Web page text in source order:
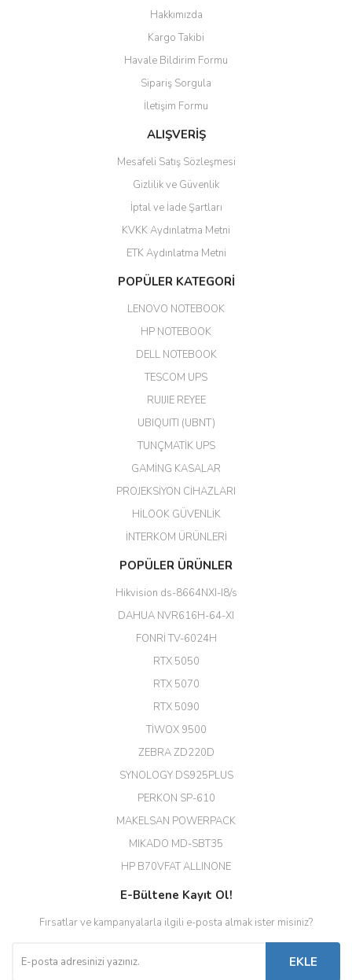
güzel paketlenmiş ama yanında
ile 24 izlenmektedir diye küçük
bir tabela olsa daha hoş
hızlı güvenli bir alışveriş oldu
Yalçın Kaya | 20/06/2026
ahmet yiğit | 29/04/2026
Aldığım ürün kapalı kutu teslim
edildi. Teşekkür ederim.
GÜRKAN KETHÜDAOĞLU |
Her şey için teşekkür ederim çok
Erdal Cingöz | 07/02/2026
Başarılı. Bu vasıfta bir ürünü bu
kadar uygun fiyata bulabilmek
büyük şans. Güvenliticaret
(HIKVISION DS-3E0326P-E/M(B)
EROL ÇAKMAK | 26/12/2025
Diğer yorumları göster
Hakkımızda
Kargo Takibi
Havale Bildirim Formu
Sipariş Sorgula
İletişim Formu
ALIŞVERİŞ
Mesafeli Satış Sözleşmesi
Gizlilik ve Güvenlik
İptal ve İade Şartları
KVKK Aydınlatma Metni
ETK Aydınlatma Metni
POPÜLER KATEGORİ
LENOVO NOTEBOOK
HP NOTEBOOK
DELL NOTEBOOK
TESCOM UPS
RUIJIE REYEE
UBIQUITI (UBNT)
TUNÇMATİK UPS
GAMİNG KASALAR
PROJEKSİYON CİHAZLARI
HİLOOK GÜVENLİK
İNTERKOM ÜRÜNLERİ
POPÜLER ÜRÜNLER
Hikvision ds-8664NXI-I8/s
DAHUA NVR616H-64-XI
FONRİ TV-6024H
RTX 5050
RTX 5070
RTX 5090
TİWOX 9500
ZEBRA ZD220D
SYNOLOGY DS925PLUS
PERKON SP-610
MAKELSAN POWERPACK
MIKADO MD-SBT35
HP B70VFAT ALLINONE
E-Bültene Kayıt Ol!
Fırsatlar ve kampanyalarla ilgili e-posta almak ister misiniz?
EKLE